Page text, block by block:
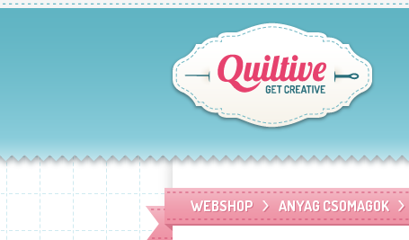
WEBSHOP ANYAG CSOMAGOK